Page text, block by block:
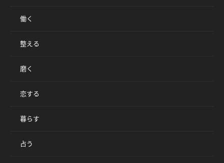
働く
整える
磨く
恋する
暮らす
占う